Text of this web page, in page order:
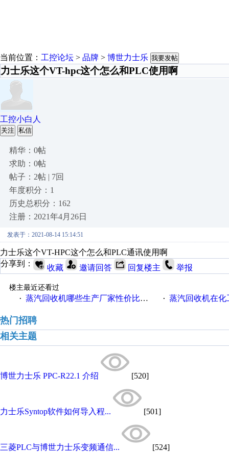
当前位置： 工控论坛 > 品牌 > 博世力士乐 我要发帖
力士乐这个VT-hpc这个怎么和PLC使用啊
工控小白人
关注 私信
精华：0帖
求助：0帖
帖子：2帖 | 7回
年度积分：1
历史总积分：162
注册：2021年4月26日
发表于：2021-08-14 15:14:51
力士乐这个VT-HPC这个怎么和PLC通讯使用啊
分享到：
收藏 邀请回答 回复楼主 举报
楼主最近还看过
· 蒸汽回收机哪些生产厂家性价比高一些 · 蒸汽回收机在化
热门招聘
相关主题
博世力士乐 PPC-R22.1 介绍 [520]
力士乐Syntop软件如何导入程... [501]
三菱PLC与博世力士乐变频通信... [524]